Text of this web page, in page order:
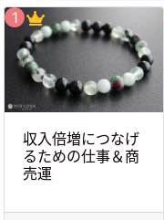
収入倍増につなげ
るための仕事＆商
売運